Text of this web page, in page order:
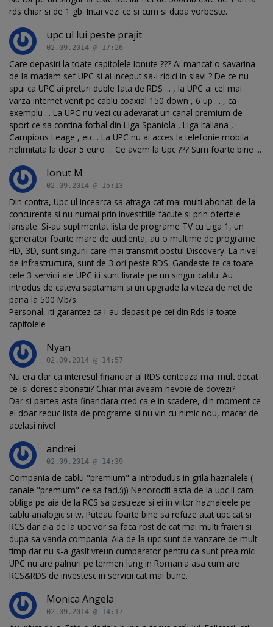
rds chiar si de 1 gb. Intai vezi ce si cum si dupa vorbeste.
upc ul lui peste prajit
02.09.2014 @ 17:26
Care depasiri la toate capitolele Ionute ??? Ai mancat o savarina
de la madam sef UPC si ai inceput sa-i ridici in slavi ? De ce nu
spui ca UPC ai preturi duble fata de RDS ... , la UPC ai cel mai
varza internet venit pe cablu coaxial 150 down , 6 up ... , ca
exemplu ... La UPC nu vezi cu adevarat un canal premium de
sport ce sa contina fotbal din Liga Spaniola , Liga Italiana ,
Campions Leage , etc... La UPC nu ai acces la telefonie mobila
nelimitata la doar 5 euro ... Ce avem la Upc ??? Stim foarte bine ...
Ionut M
02.09.2014 @ 15:13
Din contra, Upc-ul incearca sa atraga cat mai multi abonati de la
concurenta si nu numai prin investitiile facute si prin ofertele
lansate. Si-au suplimentat lista de programe TV cu Liga 1, un
generator foarte mare de audienta, au o multime de programe
HD, 3D, sunt singurii care mai transmit postul Discovery. La nivel
de infrastructura, sunt de 3 ori peste RDS. Gandeste-te ca toate
cele 3 servicii ale UPC iti sunt livrate pe un singur cablu. Au
introdus de cateva saptamani si un upgrade la viteza de net de
pana la 500 Mb/s.
Personal, iti garantez ca i-au depasit pe cei din Rds la toate
capitolele
Nyan
02.09.2014 @ 14:57
Nu era clar ca interesul financiar al RDS conteaza mai mult decat
ce isi doresc abonatii? Chiar mai aveam nevoie de dovezi?
Dar si partea asta financiara cred ca e in scadere, din moment ce
ei doar reduc lista de programe si nu vin cu nimic nou, macar de
acelasi nivel
andrei
02.09.2014 @ 14:39
Compania de cablu "premium" a introdudus in grila haznalele (
canale "premium" ce sa faci.:))) Nenorociti astia de la upc ii cam
obliga pe aia de la RCS sa pastreze si ei in viitor haznaleele pe
cablu analogic si tv. Puteau foarte bine sa refuze atat upc cat si
RCS dar aia de la upc vor sa faca rost de cat mai multi fraieri si
dupa sa vanda compania. Aia de la upc sunt de vanzare de mult
timp dar nu s-a gasit vreun cumparator pentru ca sunt prea mici.
UPC nu are palnuri pe termen lung in Romania asa cum are
RCS&RDS de investesc in servicii cat mai bune.
Monica Angela
02.09.2014 @ 14:17